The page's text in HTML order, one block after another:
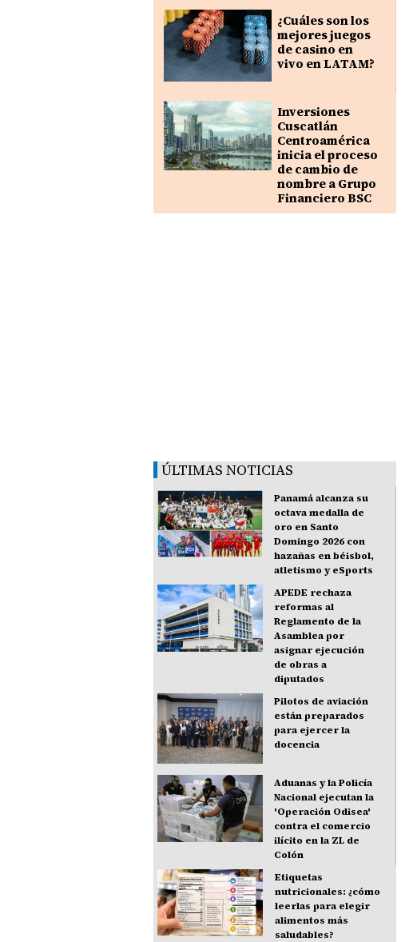
¿Cuáles son los
mejores juegos
de casino en
vivo en LATAM?
Inversiones
Cuscatlán
Centroamérica
inicia el proceso
de cambio de
nombre a Grupo
Financiero BSC
ÚLTIMAS NOTICIAS
Panamá alcanza su
octava medalla de
oro en Santo
Domingo 2026 con
hazañas en béisbol,
atletismo y eSports
APEDE rechaza
reformas al
Reglamento de la
Asamblea por
asignar ejecución
de obras a
diputados
Pilotos de aviación
están preparados
para ejercer la
docencia
Aduanas y la Policía
Nacional ejecutan la
'Operación Odisea'
contra el comercio
ilícito en la ZL de
Colón
Etiquetas
nutricionales: ¿cómo
leerlas para elegir
alimentos más
saludables?